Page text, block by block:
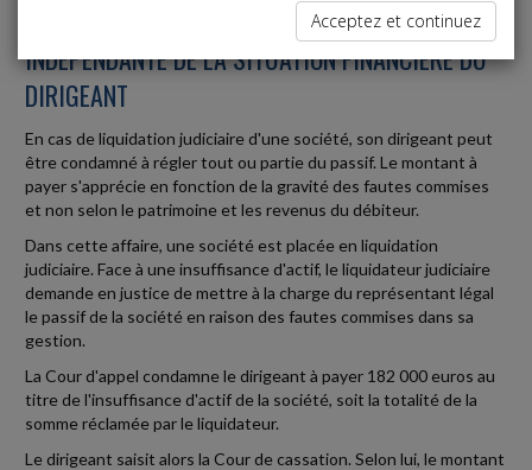
FAUTES DE GESTION : UNE CONDAMNATION
INDÉPENDANTE DE LA SITUATION FINANCIÈRE DU
DIRIGEANT
En cas de liquidation judiciaire d'une société, son dirigeant peut
être condamné à régler tout ou partie du passif. Le montant à
payer s'apprécie en fonction de la gravité des fautes commises
et non selon le patrimoine et les revenus du débiteur.
Dans cette affaire, une société est placée en liquidation
judiciaire. Face à une insuffisance d'actif, le liquidateur judiciaire
demande en justice de mettre à la charge du représentant légal
le passif de la société en raison des fautes commises dans sa
gestion.
La Cour d'appel condamne le dirigeant à payer 182 000 euros au
titre de l'insuffisance d'actif de la société, soit la totalité de la
somme réclamée par le liquidateur.
Le dirigeant saisit alors la Cour de cassation. Selon lui, le montant
Acceptez et continuez